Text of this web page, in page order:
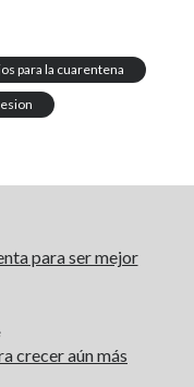
para la cuarentena
para ser mejor
crecer aún más